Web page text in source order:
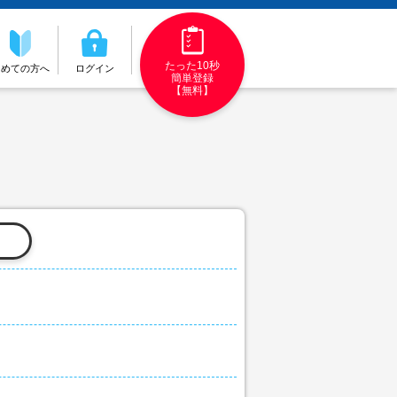
ての方へ ログイン
たった10秒
簡単登録
【無料】